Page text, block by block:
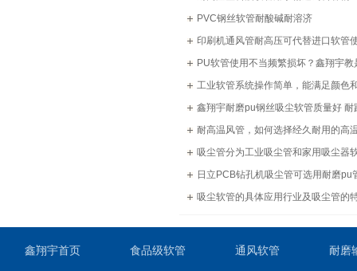
PVC钢丝软管耐酸碱耐溶济
印刷机通风管耐高压可代替进口软管
PU软管使用不当频繁损坏？鑫翔宇教
工业软管系统操作简单，能满足颜色
鑫翔宇耐磨pu钢丝吸尘软管质量好 耐
耐高温风管，如何选择经久耐用的高
吸尘管分为工业吸尘管和家用吸尘器
日立PCB钻孔机吸尘管可选用耐磨pu
吸尘软管的具体应用行业及吸尘管的
鑫翔宇首页 食品级软管 通风软管 耐磨